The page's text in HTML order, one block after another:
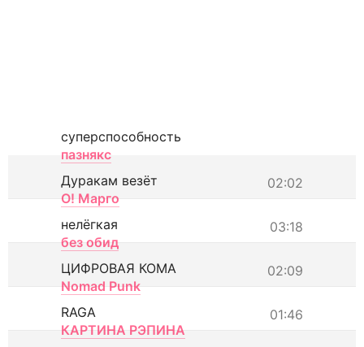
суперспособность
пазнякс
02:02
Дуракам везёт
О! Марго
03:18
нелёгкая
без обид
02:09
ЦИФРОВАЯ КОМА
Nomad Punk
01:46
RAGA
КАРТИНА РЭПИНА